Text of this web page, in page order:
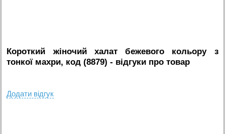
Короткий жіночий халат бежевого кольору з
тонкої махри, код (8879) - вiдгуки про товар
Додати вiдгук